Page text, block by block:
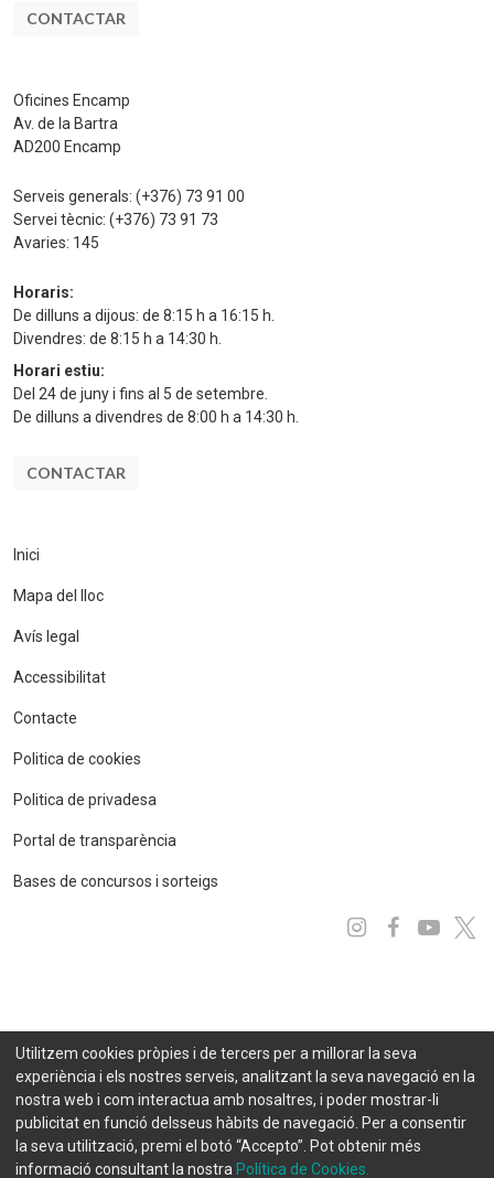
CONTACTAR
Oficines Encamp
Av. de la Bartra
AD200 Encamp
Serveis generals: (+376) 73 91 00
Servei tècnic: (+376) 73 91 73
Avaries: 145
Horaris:
De dilluns a dijous: de 8:15 h a 16:15 h.
Divendres: de 8:15 h a 14:30 h.
Horari estiu:
Del 24 de juny i fins al 5 de setembre.
De dilluns a divendres de 8:00 h a 14:30 h.
CONTACTAR
Inici
Mapa del lloc
Avís legal
Accessibilitat
Contacte
Politica de cookies
Politica de privadesa
Portal de transparència
Bases de concursos i sorteigs
Instagram
Utilitzem cookies pròpies i de tercers per a millorar la seva
experiència i els nostres serveis, analitzant la seva navegació en la
nostra web i com interactua amb nosaltres, i poder mostrar-li
publicitat en funció delsseus hàbits de navegació. Per a consentir
la seva utilització, premi el botó “Accepto”. Pot obtenir més
informació consultant la nostra Política de Cookies.